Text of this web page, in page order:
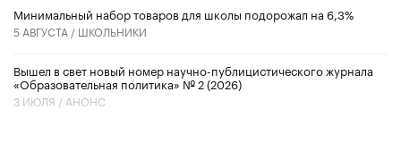
Минимальный набор товаров для школы подорожал на 6,3%
5 АВГУСТА / ШКОЛЬНИКИ
Вышел в свет новый номер научно-публицистического журнала
«Образовательная политика» № 2 (2026)
3 ИЮЛЯ / АНОНС